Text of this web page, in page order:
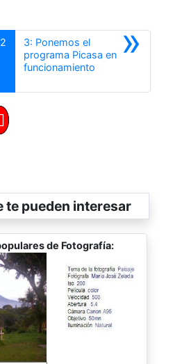
2 »
3: Ponemos el
programa Picasa en
funcionamiento
te pueden interesar
de Fotografía: